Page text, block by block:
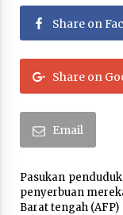
Share on
Share on
Email
Pasukan
penyerbuan
Barat tengah (AFP)